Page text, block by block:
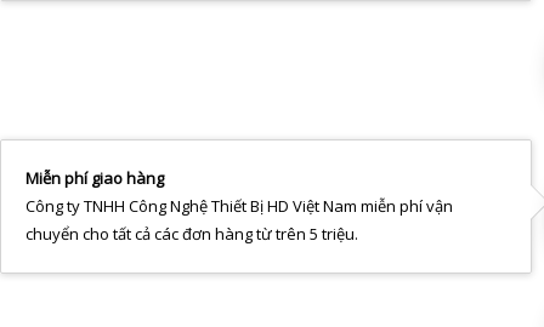
Miễn phí giao hàng
Công ty TNHH Công Nghệ Thiết Bị HD Việt Nam miễn phí vận
chuyển cho tất cả các đơn hàng từ trên 5 triệu.